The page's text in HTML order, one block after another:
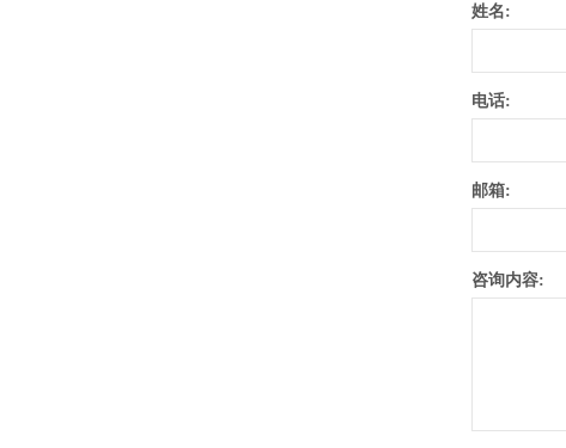
姓名:
电话:
邮箱:
咨询内容: